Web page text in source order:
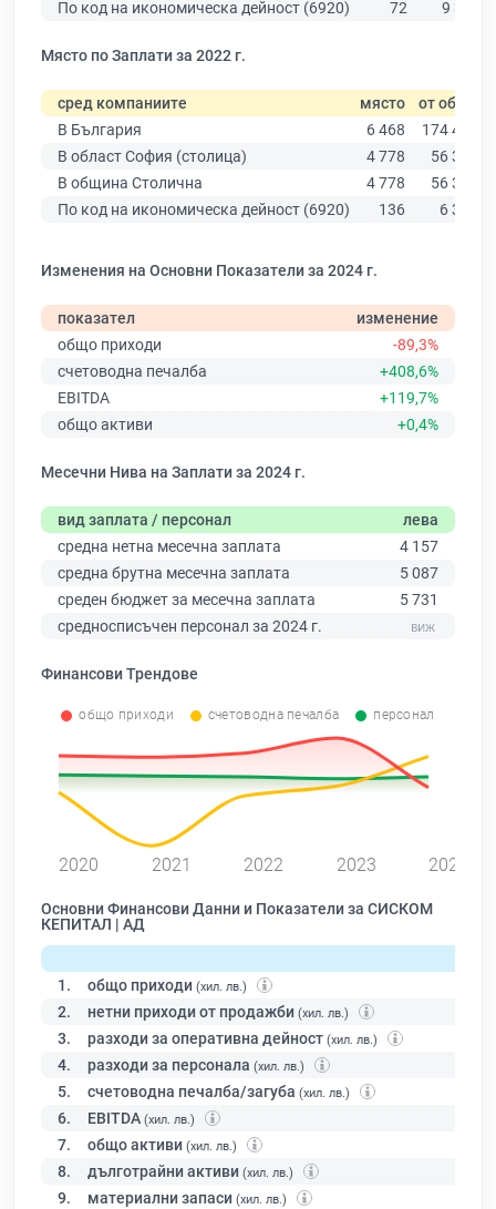
По код на икономическа дейност (6920) 72 9 320
Място по Заплати за 2022 г.
сред компаниите място от общо
В България
6 468
174 403
В област София (столица)
4 778
56 378
В община Столична
4 778
56 378
По код на икономическа дейност (6920)
136 6 379
Изменения на Основни Показатели за 2024 г.
показател
изменение
общо приходи
-89,3%
счетоводна печалба
+408,6%
EBITDA
+119,7%
общо активи
+0,4%
Месечни Нива на Заплати за 2024 г.
вид заплата / персонал
лева
средна нетна месечна заплата
4 157
средна брутна месечна заплата
5 087
среден бюджет за месечна заплата
5 731
средносписъчен персонал за 2024 г.
Финансови Трендове
общо приходи счетоводна печалба персонал
2020 2021 2022 2023 2024
Основни Финансови Данни и Показатели за СИСКОМ
КЕПИТАЛ | АД
1. общо приходи (хил. лв.)
2. нетни приходи от продажби (хил. лв.)
3. разходи за оперативна дейност (хил. лв.)
4. разходи за персонала (хил. лв.)
5. счетоводна печалба/загуба (хил. лв.)
6. EBITDA (хил. лв.)
7. общо активи (хил. лв.)
8. дълготрайни активи (хил. лв.)
9. материални запаси (хил. лв.)